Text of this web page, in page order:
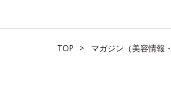
TOP マガジン（美容情報